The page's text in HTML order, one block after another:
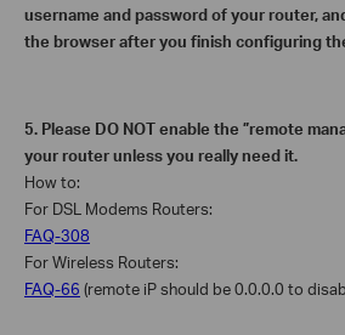
username and password of your router,
the browser after you finish configuring
5. Please DO NOT enable the ”remote
your router unless you really need it.
How to:
For DSL Modems Routers:
FAQ-308
For Wireless Routers:
FAQ-66 (remote iP should be 0.0.0.0 to